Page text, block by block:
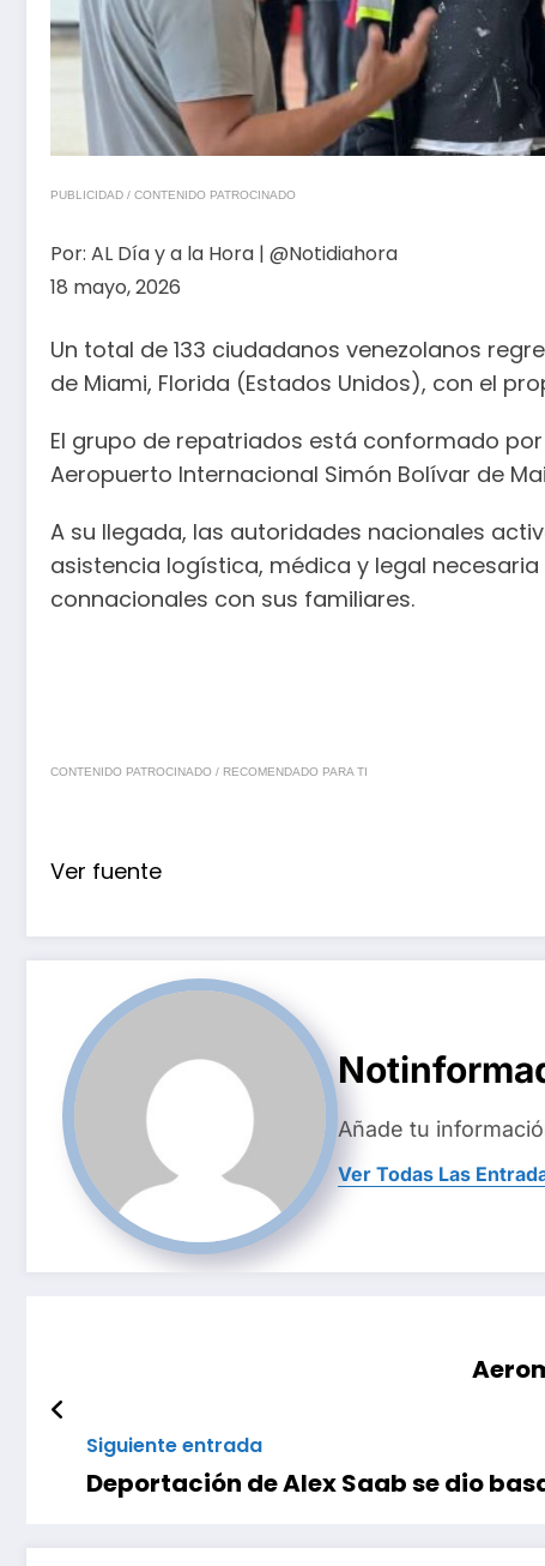
PUBLICIDAD / CONTENIDO PATROCINADO
Por: AL Día y a la Hora | @Notidiahora
18 mayo, 2026
Un total de 133 ciudadanos venezolanos
de Miami, Florida (Estados Unidos), con el
El grupo de repatriados está conformado
Aeropuerto Internacional Simón Bolívar de
A su llegada, las autoridades nacionales
asistencia logística, médica y legal
connacionales con sus familiares.
CONTENIDO PATROCINADO / RECOMENDADO PARA TI
Ver fuente
Añade tu
Ver Todas Las
Siguiente entrada
Deportación de Alex Saab se dio